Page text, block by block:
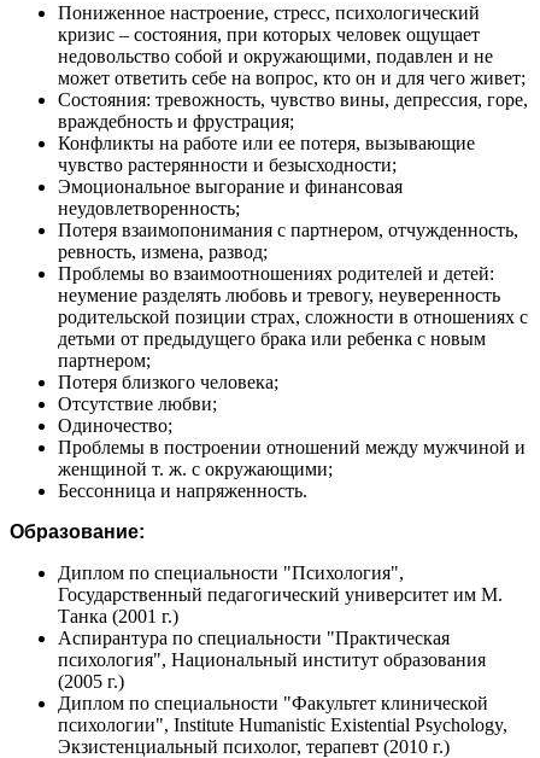
Пониженное настроение, стресс, психологический
кризис – состояния, при которых человек ощущает
недовольство собой и окружающими, подавлен и не
может ответить себе на вопрос, кто он и для чего живет;
Состояния: тревожность, чувство вины, депрессия, горе,
враждебность и фрустрация;
Конфликты на работе или ее потеря, вызывающие
чувство растерянности и безысходности;
Эмоциональное выгорание и финансовая
неудовлетворенность;
Потеря взаимопонимания с партнером, отчужденность,
ревность, измена, развод;
Проблемы во взаимоотношениях родителей и детей:
неумение разделять любовь и тревогу, неуверенность
родительской позиции страх, сложности в отношениях с
детьми от предыдущего брака или ребенка с новым
партнером;
Потеря близкого человека;
Отсутствие любви;
Одиночество;
Проблемы в построении отношений между мужчиной и
женщиной т. ж. с окружающими;
Бессонница и напряженность.
Образование:
Диплом по специальности "Психология",
Государственный педагогический университет им М.
Танка (2001 г.)
Аспирантура по специальности "Практическая
психология", Национальный институт образования
(2005 г.)
Диплом по специальности "Факультет клинической
психологии", Institute Humanistic Existential Psychology,
Экзистенциальный психолог, терапевт (2010 г.)